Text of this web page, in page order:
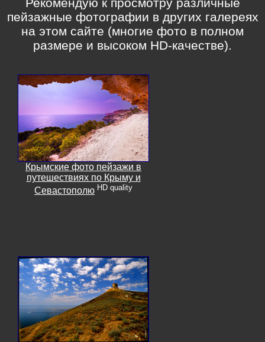
пейзажные фотографии в других галереях
на этом сайте (многие фото в полном
размере и высоком HD-качестве).
Крымские фото пейзажи в
путешествиях по Крыму и
Севастополю HD quality